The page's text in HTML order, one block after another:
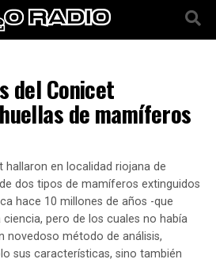
del Conicet
de mamíferos
hallaron en localidad riojana de
dos tipos de mamíferos extinguidos
hace 10 millones de años -que
pero de los cuales no había
novedoso método de análisis,
sus características, sino también